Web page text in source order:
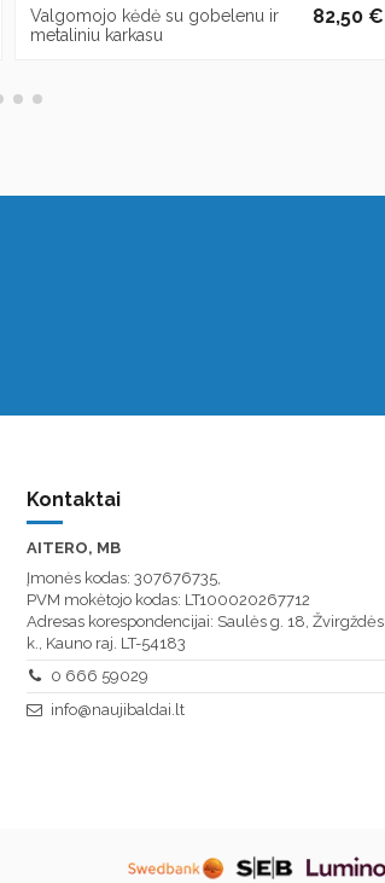
Valgomojo kėdė su gobelenu ir
metaliniu karkasu
82,50 €
Kontaktai
AITERO, MB
Įmonės kodas: 307676735,
PVM mokėtojo kodas: LT100020267712
Adresas korespondencijai: Saulės g. 18, Žvirgždės
k., Kauno raj. LT-54183
0 666 59029
info@naujibaldai.lt